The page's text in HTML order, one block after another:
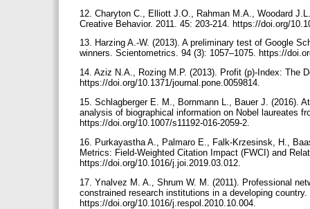
12. Charyton C., Elliott J.O., Rahman M.A., Woodard
Creative Behavior. 2011. 45: 203-214. https://doi.org/
13. Harzing A.-W. (2013). A preliminary test of Google
winners. Scientometrics. 94 (3): 1057–1075. https://
14. Aziz N.A., Rozing M.P. (2013). Profit (p)-Index: The
https://doi.org/10.1371/journal.pone.0059814.
15. Schlagberger E. M., Bornmann L., Bauer J. (2016).
analysis of biographical information on Nobel laureates
https://doi.org/10.1007/s11192-016-2059-2.
16. Purkayastha A., Palmaro E., Falk-Krzesinsk, H.,
Metrics: Field-Weighted Citation Impact (FWCI) and
https://doi.org/10.1016/j.joi.2019.03.012.
17. Ynalvez M. A., Shrum W. M. (2011). Professional
constrained research institutions in a developing
https://doi.org/10.1016/j.respol.2010.10.004.